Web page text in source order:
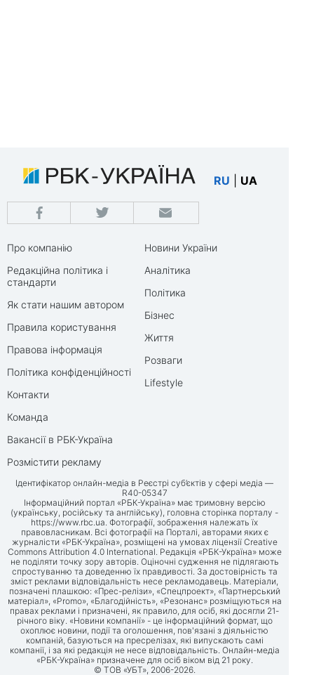
RU UA
Про компанію
Редакційна політика і
стандарти
Як стати нашим автором
Правила користування
Правова інформація
Політика конфіденційності
Контакти
Команда
Вакансії в РБК-Україна
Розмістити рекламу
Новини України
Аналітика
Політика
Бізнес
Життя
Розваги
Lifestyle
Ідентифікатор онлайн-медіа в Реєстрі суб’єктів у сфері медіа —
R40-05347
Інформаційний портал «РБК-Україна» має тримовну версію
(українську, російську та англійську), головна сторінка порталу -
https://www.rbc.ua . Фотографії, зображення належать їх
правовласникам. Всі фотографії на Порталі, авторами яких є
журналісти «РБК-Україна», розміщені на умовах ліцензії Creative
Commons Attribution 4.0 International. Редакція «РБК-Україна» може
не поділяти точку зору авторів. Оціночні судження не підлягають
спростуванню та доведенню їх правдивості. За достовірність та
зміст реклами відповідальність несе рекламодавець. Матеріали,
позначені плашкою: «Прес-релізи», «Спецпроект», «Партнерський
матеріал», «Promo», «Благодійність», «Резонанс» розміщуються на
правах реклами і призначені, як правило, для осіб, які досягли 21-
річного віку. «Новини компанії» - це інформаційний формат, що
охоплює новини, події та оголошення, пов'язані з діяльністю
компаній, базуються на пресрелізах, які випускають самі
компанії, і за які редакція не несе відповідальність. Онлайн-медіа
«РБК-Україна» призначене для осіб віком від 21 року.
© ТОВ «УБТ», 2006-2026.